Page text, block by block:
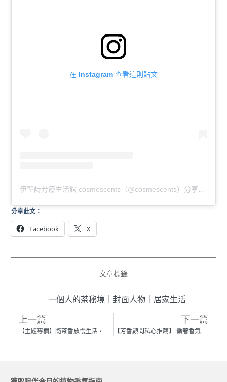
在 Instagram 查看這則貼文
分享此文：
Facebook X
文章標籤
一個人的茶秘境 封面人物 居家生活
上一篇
【主題專欄】隨茶香放慢生活，在沐浴時光中找到自己
下一篇
【芳香顧問私心推薦】 循著香氣走進舒展身心的茶秘徑